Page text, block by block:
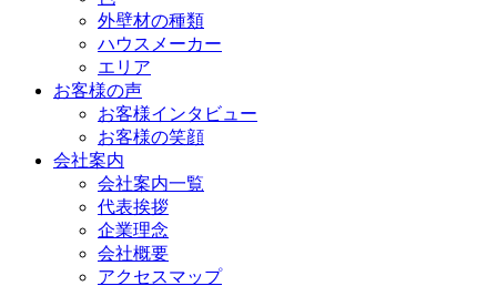
外壁材の種類
ハウスメーカー
エリア
お客様の声
お客様インタビュー
お客様の笑顔
会社案内
会社案内一覧
代表挨拶
企業理念
会社概要
アクセスマップ